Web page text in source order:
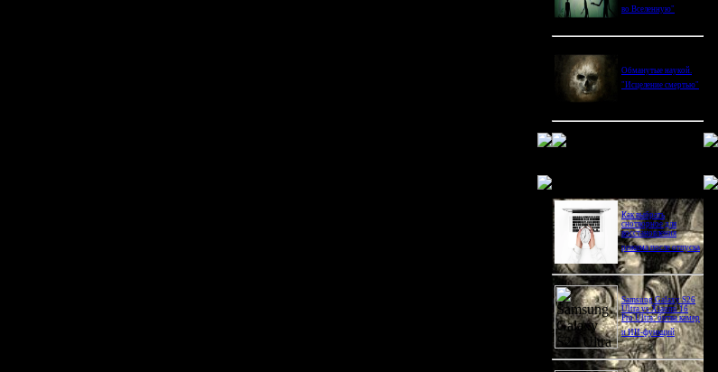
во Вселенную"
Обманутые наукой.
"Исцеление смертью"
Как выбрать
снотворное для
восстановления
режима после отпуска
Samsung Galaxy S26
Ultra vs Xiaomi 16
Pro Ultra: битва камер
и ИИ-функций